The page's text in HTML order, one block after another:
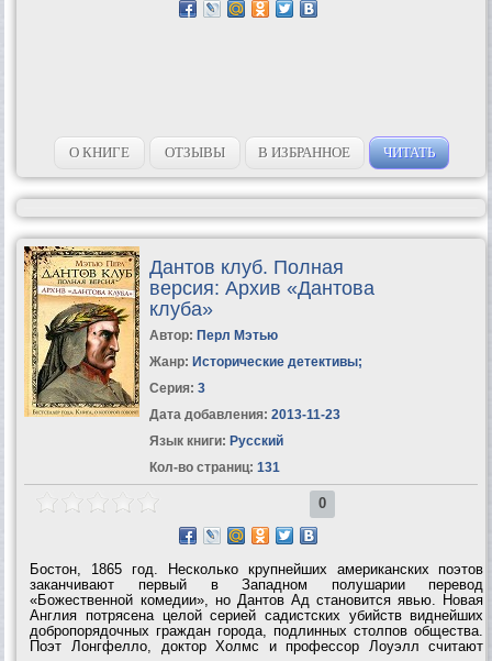
О КНИГЕ ОТЗЫВЫ В ИЗБРАННОЕ ЧИТАТЬ
Дантов клуб. Полная
версия: Архив «Дантова
клуба»
Автор: Перл Мэтью
Жанр: Исторические детективы;
Серия: 3
Дата добавления: 2013-11-23
Язык книги: Русский
Кол-во страниц: 131
0
Бостон, 1865 год. Несколько крупнейших американских поэтов
заканчивают первый в Западном полушарии перевод
«Божественной комедии», но Дантов Ад становится явью. Новая
Англия потрясена целой серией садистских убийств виднейших
добропорядочных граждан города, подлинных столпов общества.
Поэт Лонгфелло, доктор Холмс и профессор Лоуэлл считают